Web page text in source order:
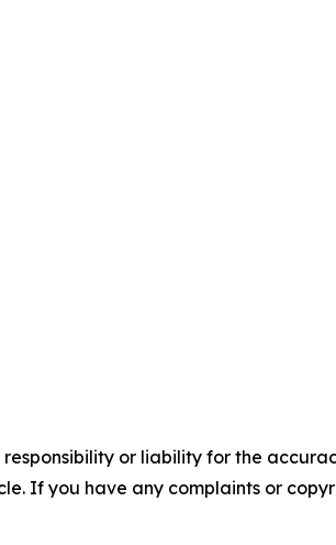
or liability for the
If you have any complaints or